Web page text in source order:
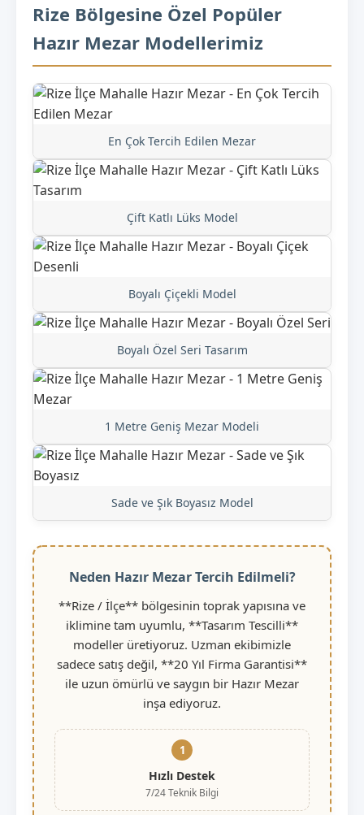
Rize Bölgesine Özel Popüler
Hazır Mezar Modellerimiz
En Çok Tercih Edilen Mezar
Çift Katlı Lüks Model
Boyalı Çiçekli Model
Boyalı Özel Seri Tasarım
1 Metre Geniş Mezar Modeli
Sade ve Şık Boyasız Model
Neden Hazır Mezar Tercih Edilmeli?
**Rize / İlçe** bölgesinin toprak yapısına ve
iklimine tam uyumlu, **Tasarım Tescilli**
modeller üretiyoruz. Uzman ekibimizle
sadece satış değil, **20 Yıl Firma Garantisi**
ile uzun ömürlü ve saygın bir Hazır Mezar
inşa ediyoruz.
1
Hızlı Destek
7/24 Teknik Bilgi